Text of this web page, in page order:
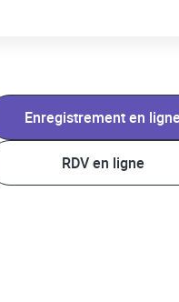
Enregistrement en ligne
RDV en ligne